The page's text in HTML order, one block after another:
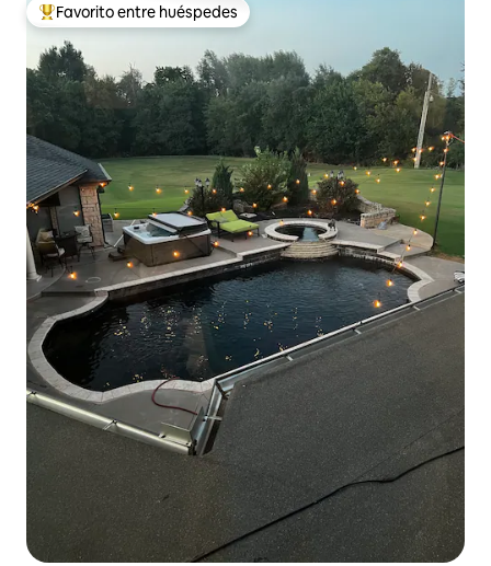
De los mejores en Favorito entre huéspedes
Favorito entre huéspedes